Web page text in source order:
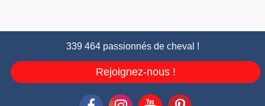
339 464 passionnés de cheval !
Rejoignez-nous !